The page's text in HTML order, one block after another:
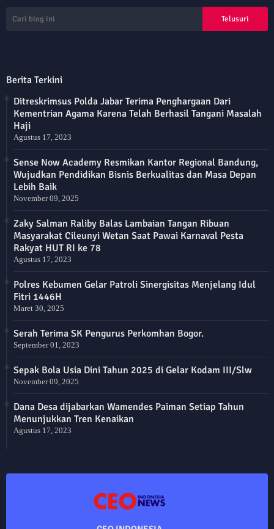
Berita Terkini
Ditreskrimsus Polda Jabar Terima Penghargaan Dari
Kementrian Agama Karena Telah Berhasil Tangani Masalah
Haji
Agustus 17, 2023
Sense Now Academy Resmikan Kantor Regional Bandung,
Wujudkan Pendidikan Bisnis Berkualitas dan Masa Depan
Lebih Baik
November 09, 2025
Zaky Salman Raliby Balas Lambaian Tangan Ribuan
Masyarakat Cileunyi Wetan Saat Pawai Karnaval Pesta
Rakyat HUT RI ke 78
Agustus 17, 2023
Polres Kebumen Gelar Patroli Sinergisitas Menjelang Idul
Fitri 1446H
Maret 30, 2025
Serah Terima SK Pengurus Perkomhan Bogor.
September 01, 2023
Sepak Bola Usia Dini Tahun 2025 di Gelar Kodam III/Slw
November 09, 2025
Dana Desa dijabarkan Wamendes Paiman Setiap Tahun
Menunjukkan Tren Kenaikan
Agustus 17, 2023